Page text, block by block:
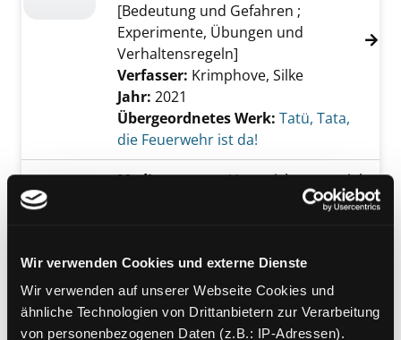
Wir verwenden Cookies und externe Dienste
Wir verwenden auf unserer Webseite Cookies und
ähnliche Technologien von Drittanbietern zur Verarbeitung
von personenbezogenen Daten (z.B.: IP-Adressen).
[Bedeutung und Gefahren ;
Experimente, Übungen und
Verhaltensregeln]
Verfasser: Krimphove, Silke
Jahr: 2021
Übergeordnetes Werk: Tatü, Tata,
die Feuerwehr ist da!
Mediengruppe:Unterrichtsmaterial
Israel - Projektwoche 1
Orient und arabische Welt
Mediengruppe:Sachbuch
Methoden für alle Fächer